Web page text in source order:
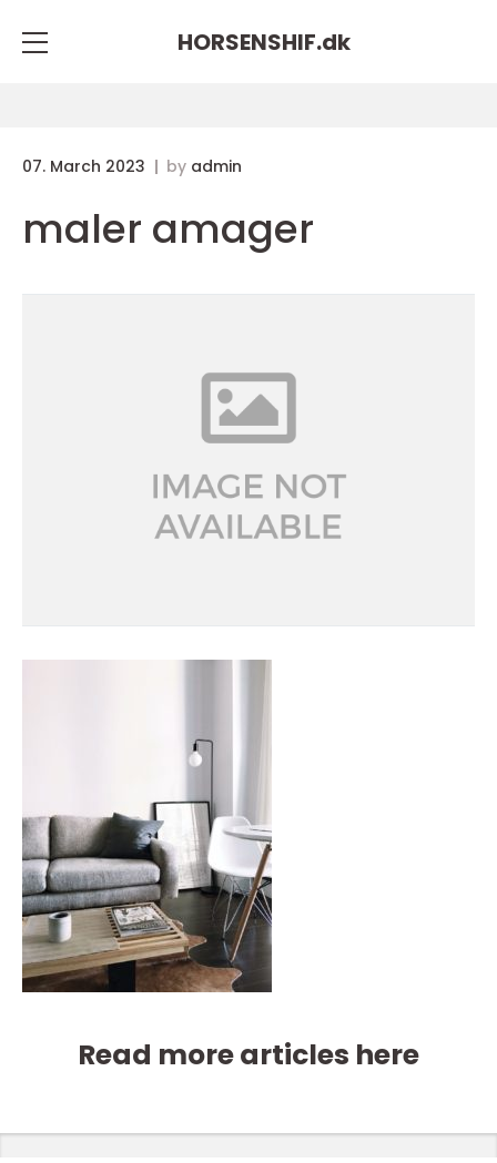
HORSENSHIF.dk
07. March 2023 by admin
maler amager
Read more articles here